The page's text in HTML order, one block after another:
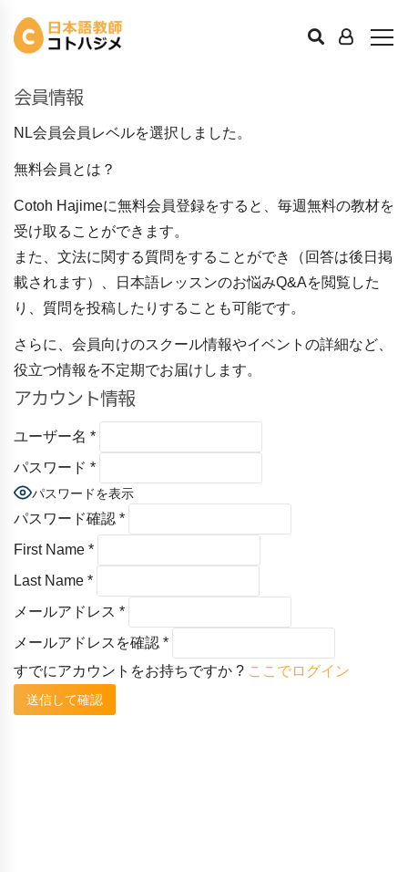
会員のお申込み
会員情報
NL会員会員レベルを選択しました。
無料会員とは？
Cotoh Hajimeに無料会員登録をすると、毎週無料の教材を
受け取ることができます。
また、文法に関する質問をすることができ（回答は後日掲
載されます）、日本語レッスンのお悩みQ&Aを閲覧した
り、質問を投稿したりすることも可能です。
さらに、会員向けのスクール情報やイベントの詳細など、
役立つ情報を不定期でお届けします。
アカウント情報
ユーザー名 *
パスワード *
パスワードを表示
パスワード確認 *
First Name *
Last Name *
メールアドレス *
メールアドレスを確認 *
すでにアカウントをお持ちですか ? ここでログイン